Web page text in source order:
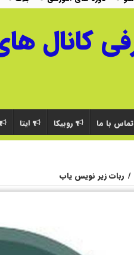
تماس با ما روبیکا ایتا
/ ربات زیر نویس یاب